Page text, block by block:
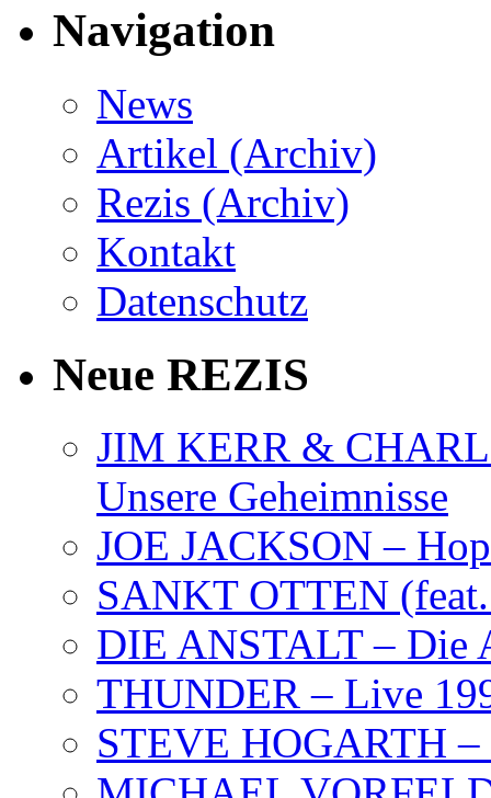
Navigation
News
Artikel (Archiv)
Rezis (Archiv)
Kontakt
Datenschutz
Neue REZIS
JIM KERR &
Unsere Geheimnisse
JOE JACKSON –
SANKT OTTEN
DIE ANSTALT – Die
THUNDER – Live
STEVE HOGARTH –